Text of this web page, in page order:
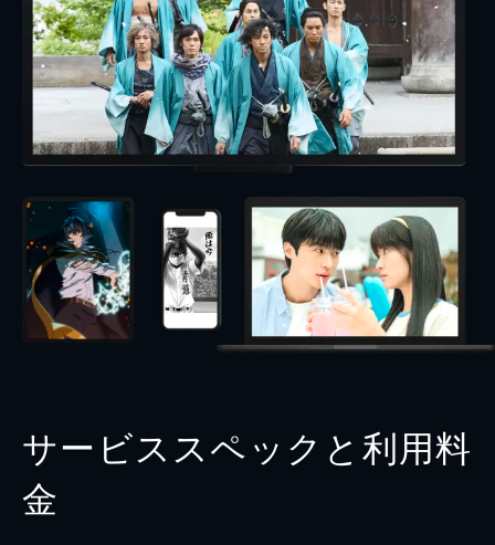
サービススペックと利用料
金